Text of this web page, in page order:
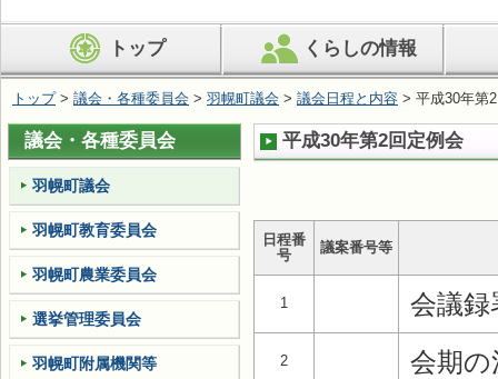
ン
を
ば
す
トップ くらしの情報
トップ> 議会・各種委員会 > 羽幌町議会 > 議会日程と内容 > 平成30年第
平成30年第2回定例会
日程番
号
議案番号等
1 会議録
2 会期の
議会・各種委員会
羽幌町議会
羽幌町教育委員会
羽幌町農業委員会
選挙管理委員会
羽幌町附属機関等